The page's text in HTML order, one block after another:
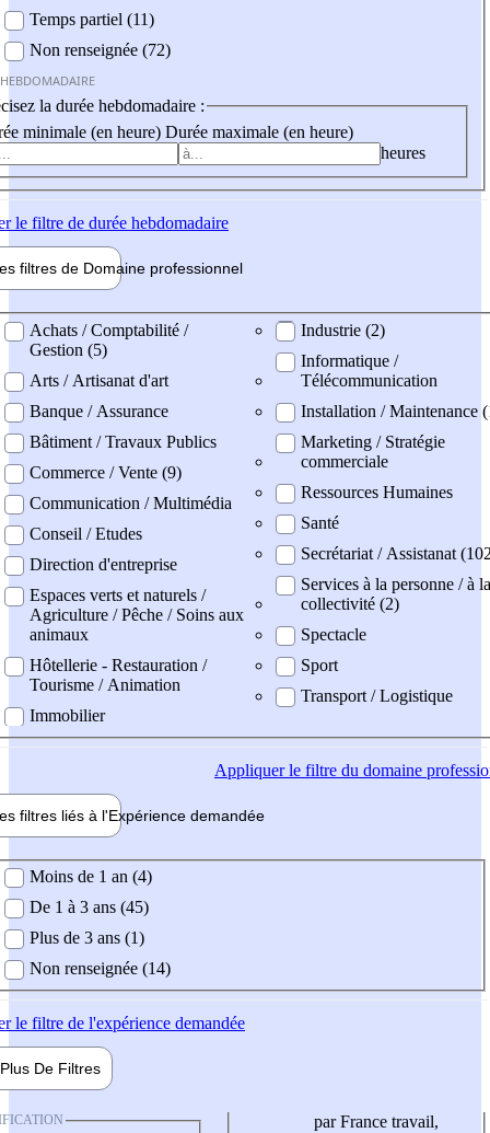
Temps partiel (11)
Non renseignée (72)
la durée hebdomadaire :
minimale (en heure) Durée maximale (en heure)
heures
le filtre de durée hebdomadaire
filtres de Domaine professionnel
professionel
Achats / Comptabilité /
Gestion (5)
Arts / Artisanat d'art
Banque / Assurance
Bâtiment / Travaux Publics
Commerce / Vente (9)
Communication / Multimédia
Conseil / Etudes
Direction d'entreprise
Espaces verts et naturels /
Agriculture / Pêche / Soins aux
animaux
Hôtellerie - Restauration /
Tourisme / Animation
Immobilier
Industrie (2)
Informatique /
Télécommunication
Installation / Maintenance
Marketing / Stratégie
commerciale
Ressources Humaines
Santé
Secrétariat / Assistanat
Services à la personne / à la
collectivité (2)
Spectacle
Sport
Transport / Logistique
Appliquerle filtre du domaine
filtres liés à l'Expérience demandée
demandée
Moins de 1 an (4)
De 1 à 3 ans (45)
Plus de 3 ans (1)
Non renseignée (14)
le filtre de l'expérience demandée
Plus De Filtres
par France travail,